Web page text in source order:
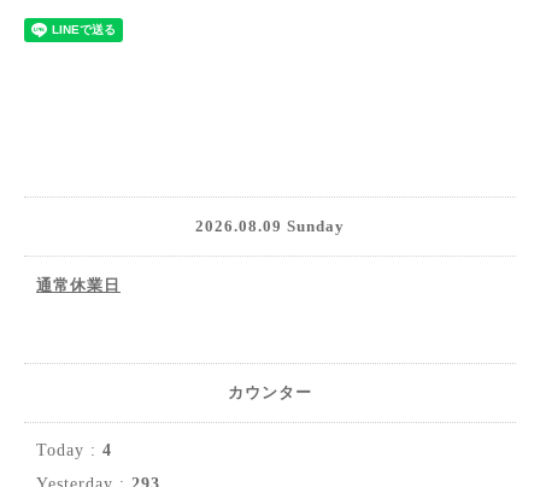
2026.08.09 Sunday
通常休業日
カウンター
Today : 4